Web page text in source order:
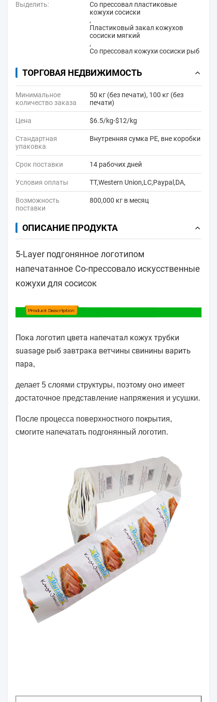
Выделить:
Co прессовал пластиковые
кожухи сосиски
,
Пластиковый закал кожухов
сосиски мягкий
,
Co прессовал кожухи сосиски рыб
ТОРГОВАЯ НЕДВИЖИМОСТЬ
Минимальное
количество заказа
50 кг (без печати), 100 кг (без
печати)
Цена $6.5/kg-$12/kg
Стандартная
упаковка
Внутренняя сумка PE, вне коробки
Срок поставки 14 рабочих дней
Условия оплаты TT,Western Union,LC,Paypal,DA,
Возможность
поставки
800,000 кг в месяц
ОПИСАНИЕ ПРОДУКТА
5-Layer подгонянное логотипом
напечатанное Со-прессовало искусственные
кожухи для сосисок
Пока логотип цвета напечатал кожух трубки
suasage рыб завтрака ветчины свинины варить
пара,
делает 5 слоями структуры, поэтому оно имеет
достаточное представление напряжения и усушки.
После процесса поверхностного покрытия,
смогите напечатать подгонянный логотип.